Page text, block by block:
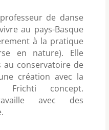
de danse
au pays-Basque
à la pratique
en nature). Elle
au conservatoire de
création avec la
concept.
avec des